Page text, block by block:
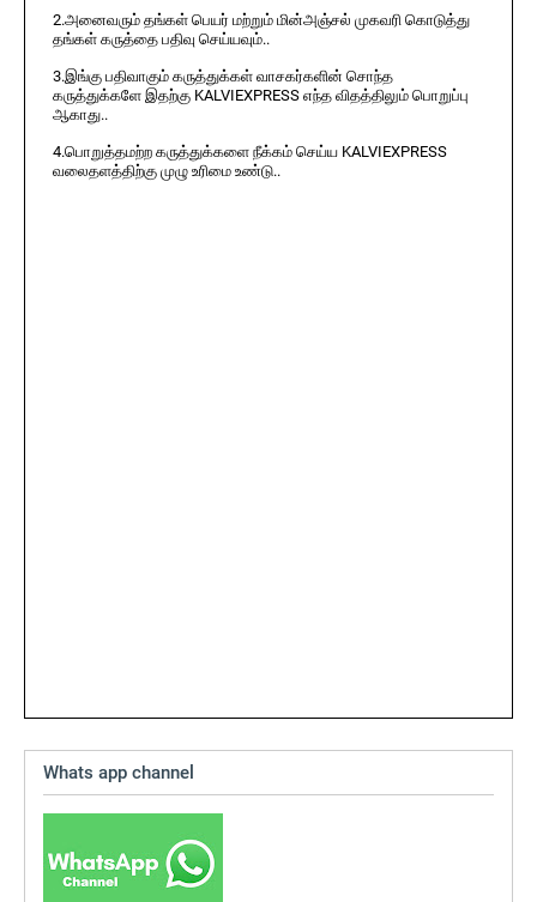
2.அனைவரும் தங்கள் பெயர் மற்றும் மின்அஞ்சல் முகவரி கொடுத்து
தங்கள் கருத்தை பதிவு செய்யவும்..
3.இங்கு பதிவாகும் கருத்துக்கள் வாசகர்களின் சொந்த
கருத்துக்களே இதற்கு KALVIEXPRESS எந்த விதத்திலும் பொறுப்பு
ஆகாது..
4.பொறுத்தமற்ற கருத்துக்களை நீக்கம் செய்ய KALVIEXPRESS
வலைதளத்திற்கு முழு உரிமை உண்டு..
Whats app channel